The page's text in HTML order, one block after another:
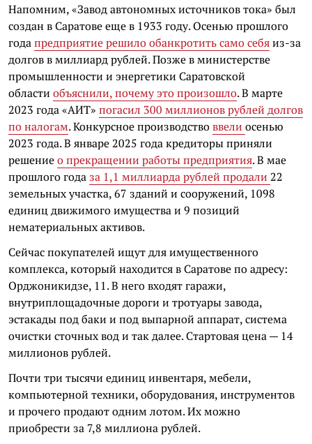
Напомним, «Завод автономных источников тока» был
создан в Саратове еще в 1933 году. Осенью прошлого
годапредприятие решило обанкротить само себяиз-за
долгов в миллиард рублей. Позже в министерстве
промышленности и энергетики Саратовской
области объяснили, почему это произошло. В марте
2023 года «АИТ» погасил 300 миллионов рублей долгов
по налогам. Конкурсное производствоввели осенью
2023 года. В январе 2025 года кредиторы приняли
решениео прекращении работы предприятия. В мае
прошлого года за 1,1 миллиарда рублей продали 22
земельных участка, 67 зданий и сооружений, 1098
единиц движимого имущества и 9 позиций
нематериальных активов.
Сейчас покупателей ищут для имущественного
комплекса, который находится в Саратове по адресу:
Орджоникидзе, 11. В него входят гаражи,
внутриплощадочные дороги и тротуары завода,
эстакады под баки и под выпарной аппарат, система
очистки сточных вод и так далее. Стартовая цена — 14
миллионов рублей.
Почти три тысячи единиц инвентаря, мебели,
компьютерной техники, оборудования, инструментов
и прочего продают одним лотом. Их можно
приобрести за 7,8 миллиона рублей.